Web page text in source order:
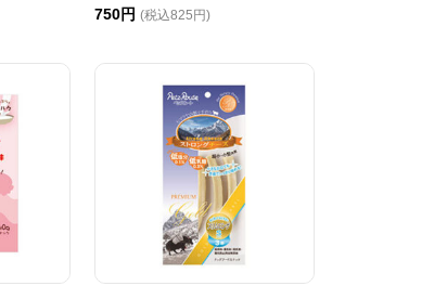
750円 (税込825円)